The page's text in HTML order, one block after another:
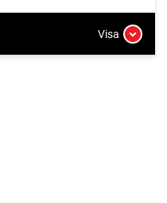
Visa